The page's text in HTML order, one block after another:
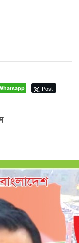
Post